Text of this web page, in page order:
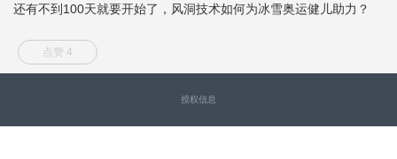
还有不到100天就要开始了，风洞技术如何为冰雪奥运健儿助力？
点赞 4
授权信息